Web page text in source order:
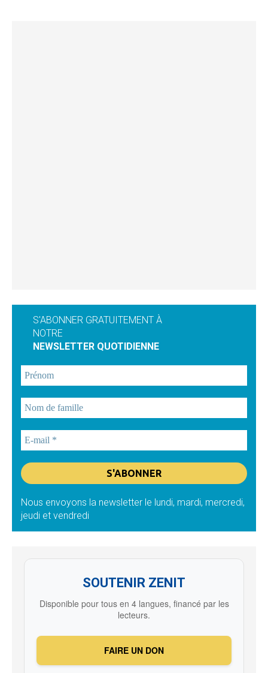
S'ABONNER GRATUITEMENT À
NOTRE
NEWSLETTER QUOTIDIENNE
Nous envoyons la newsletter le lundi, mardi, mercredi,
jeudi et vendredi
SOUTENIR ZENIT
Disponible pour tous en 4 langues, financé par les
lecteurs.
FAIRE UN DON